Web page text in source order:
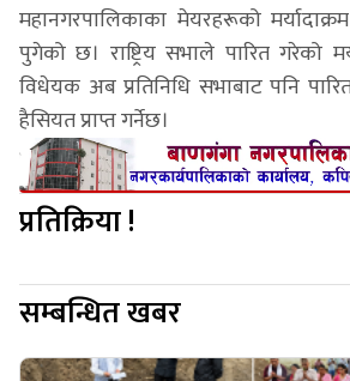
महानगरपालिकाका मेयरहरूको
पुगेको छ। राष्ट्रिय सभाले पारित गरेको
विधेयक अब प्रतिनिधि सभाबाट पनि
हैसियत प्राप्त गर्नेछ।
प्रतिक्रिया !
सम्बन्धित खबर